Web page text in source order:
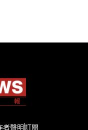
者聲明訂閱